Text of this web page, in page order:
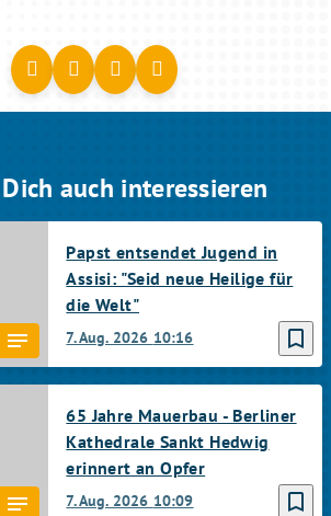
auch interessieren
bookmark_border
7. Aug. 2026 10:16
Papst entsendet Jugend in
Assisi: "Seid neue Heilige für
die Welt"
bookmark_border
7. Aug. 2026 10:09
65 Jahre Mauerbau - Berliner
Kathedrale Sankt Hedwig
erinnert an Opfer